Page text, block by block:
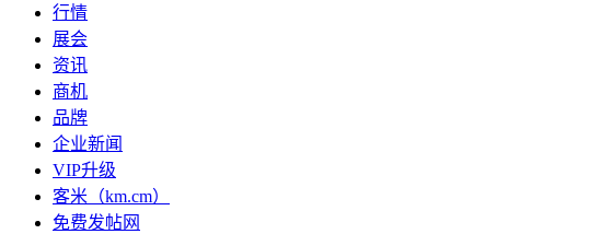
行情
展会
资讯
商机
品牌
企业新闻
VIP升级
客米（km.cm）
免费发帖网